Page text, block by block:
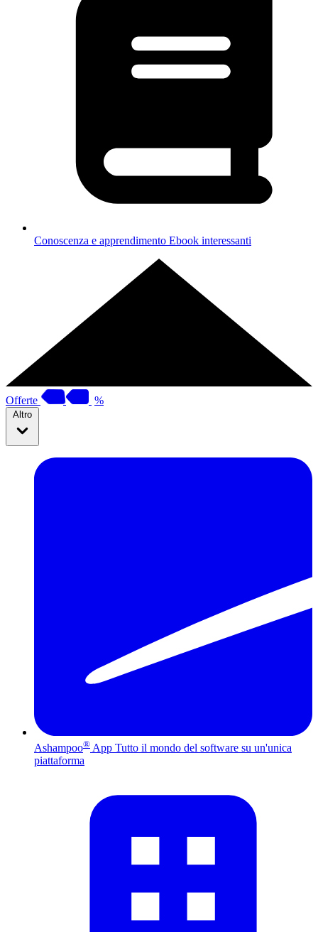
Conoscenza e apprendimento Ebook interessanti
Offerte %
Altro
Ashampoo® App Tutto il mondo del software su un'unica
piattaforma